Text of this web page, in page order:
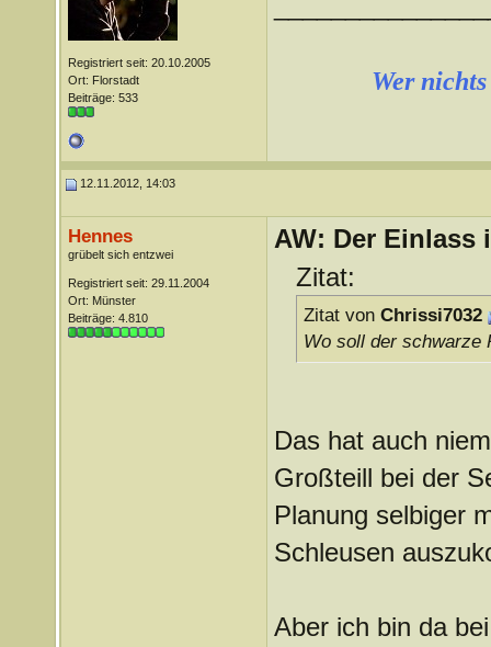
Registriert seit: 20.10.2005
Ort: Florstadt
Beiträge: 533
Wer
12.11.2012, 14:03
Hennes
grübelt sich entzwei
Registriert seit: 29.11.2004
Ort: Münster
Beiträge: 4.810
AW: Der Einlass
Zitat:
Zitat von Chrissi7032
Wo soll der schwarze
Das hat auch
Großteill bei der
Planung selbiger
Schleusen
Aber ich bin da